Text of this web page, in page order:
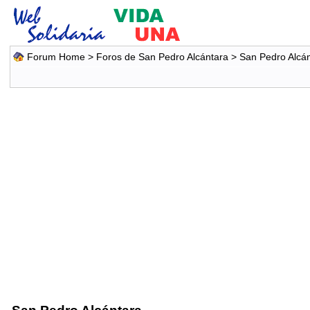
Forum Home> Foros de San Pedro Alcántara > San Pedro